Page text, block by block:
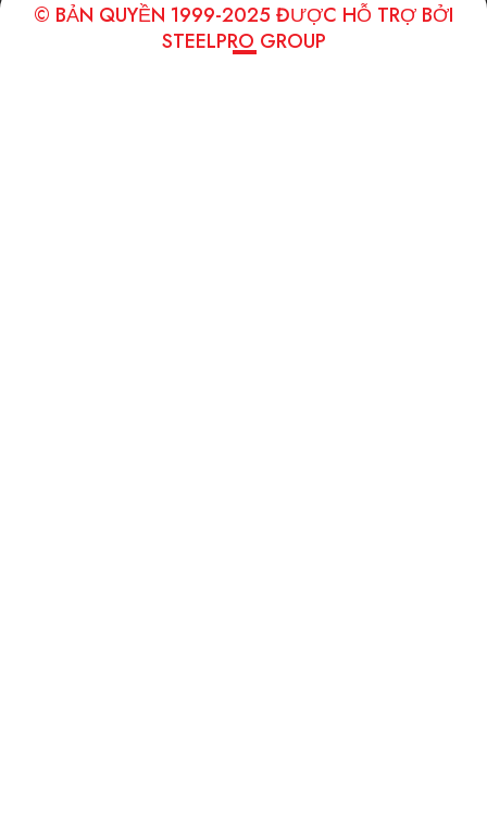
© BẢN QUYỀN 1999-2025 ĐƯỢC HỖ TRỢ BỞI
STEELPRO GROUP